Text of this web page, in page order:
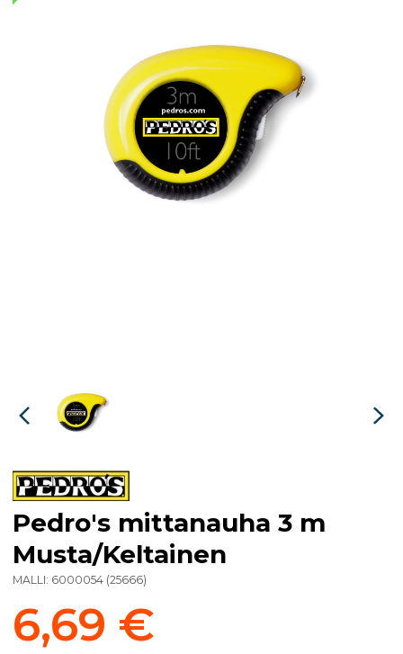
Pedro's mittanauha 3 m
Musta/Keltainen
MALLI: 6000054 (25666)
6,69 €